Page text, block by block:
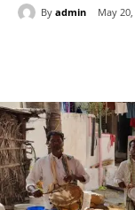
By admin May